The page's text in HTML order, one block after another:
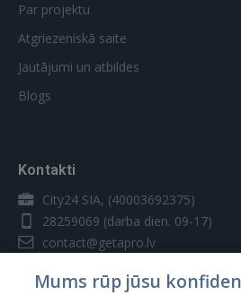
Par projektu
Atgriezeniskā saite
Jautājumi un atbildes
Blogs
Kontakti
City24 SIA, (40003692375)
28259069 (darba dien. 09-17)
contact@getapro.lv
Mums rūp jūsu